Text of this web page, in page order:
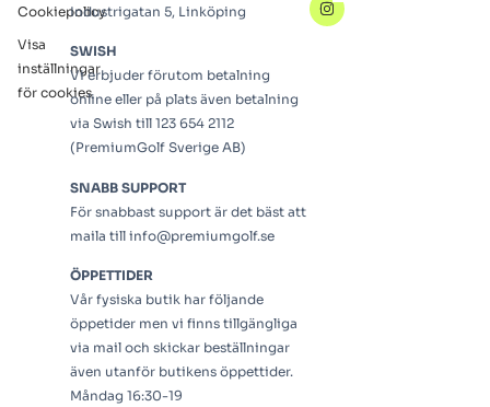
Cookiepolicy
Visa
inställningar
för cookies
Industrigatan 5, Linköping
SWISH
Vi erbjuder förutom betalning
online eller på plats även betalning
via Swish till 123 654 2112
(PremiumGolf Sverige AB)
SNABB SUPPORT
För snabbast support är det bäst att
maila till info@premiumgolf.se
ÖPPETTIDER
Vår fysiska butik har följande
öppetider men vi finns tillgängliga
via mail och skickar beställningar
även utanför butikens öppettider.
Måndag 16:30-19